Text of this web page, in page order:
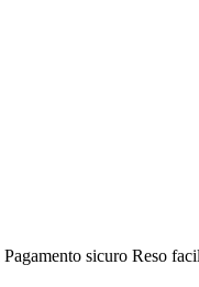
Pagamento sicuro Reso